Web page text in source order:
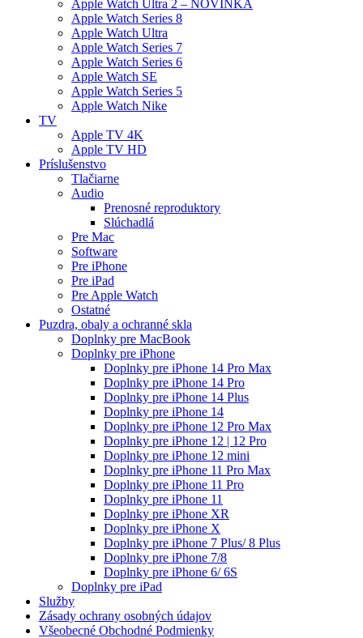
Apple Watch Ultra 2 – NOVINKA
Apple Watch Series 8
Apple Watch Ultra
Apple Watch Series 7
Apple Watch Series 6
Apple Watch SE
Apple Watch Series 5
Apple Watch Nike
TV
Apple TV 4K
Apple TV HD
Príslušenstvo
Tlačiarne
Audio
Prenosné reproduktory
Slúchadlá
Pre Mac
Software
Pre iPhone
Pre iPad
Pre Apple Watch
Ostatné
Puzdra, obaly a ochranné skla
Doplnky pre MacBook
Doplnky pre iPhone
Doplnky pre iPhone 14 Pro Max
Doplnky pre iPhone 14 Pro
Doplnky pre iPhone 14 Plus
Doplnky pre iPhone 14
Doplnky pre iPhone 12 Pro Max
Doplnky pre iPhone 12 | 12 Pro
Doplnky pre iPhone 12 mini
Doplnky pre iPhone 11 Pro Max
Doplnky pre iPhone 11 Pro
Doplnky pre iPhone 11
Doplnky pre iPhone XR
Doplnky pre iPhone X
Doplnky pre iPhone 7 Plus/ 8 Plus
Doplnky pre iPhone 7/8
Doplnky pre iPhone 6/ 6S
Doplnky pre iPad
Služby
Zásady ochrany osobných údajov
Všeobecné Obchodné Podmienky